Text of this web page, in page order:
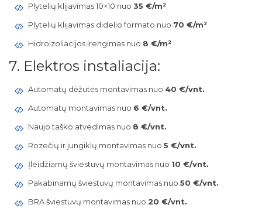
Plytelių klijavimas 10×10 nuo 35 €/m²
Plytelių klijavimas didelio formato nuo 70 €/m²
Hidroizoliacijos irengimas nuo 8 €/m²
7. Elektros instaliacija:
Automatų dėžutės montavimas nuo 40 €/vnt.
Automatų montavimas nuo 6 €/vnt.
Naujo taško atvedimas nuo 8 €/vnt.
Rozečių ir jungiklų montavimas nuo 5 €/vnt.
Įleidžiamų šviestuvų montavimas nuo 10 €/vnt.
Pakabinamų šviestuvų montavimas nuo 50 €/vnt.
BRA šviestuvų montavimas nuo 20 €/vnt.